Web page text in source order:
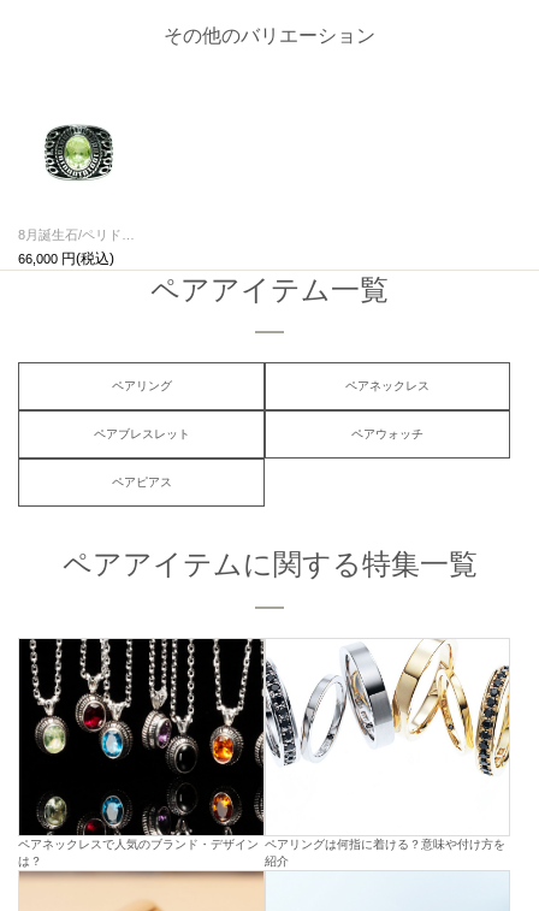
その他のバリエーション
66,000
ペアアイテム一覧
ペアリング ペアネックレス
ペアブレスレット ペアウォッチ
ペアピアス
ペアアイテムに関する特集一覧
ペアネックレスで人気のブランド・デザイン
は？
ペアリングは何指に着ける？意味や付け方を
紹介